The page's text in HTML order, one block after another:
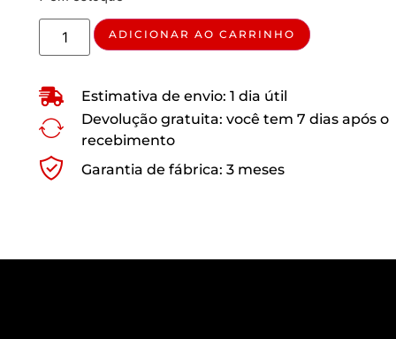
ADICIONAR AO CARRINHO
Estimativa de envio: 1 dia útil
Devolução gratuita: você tem 7 dias após o
recebimento
Garantia de fábrica: 3 meses